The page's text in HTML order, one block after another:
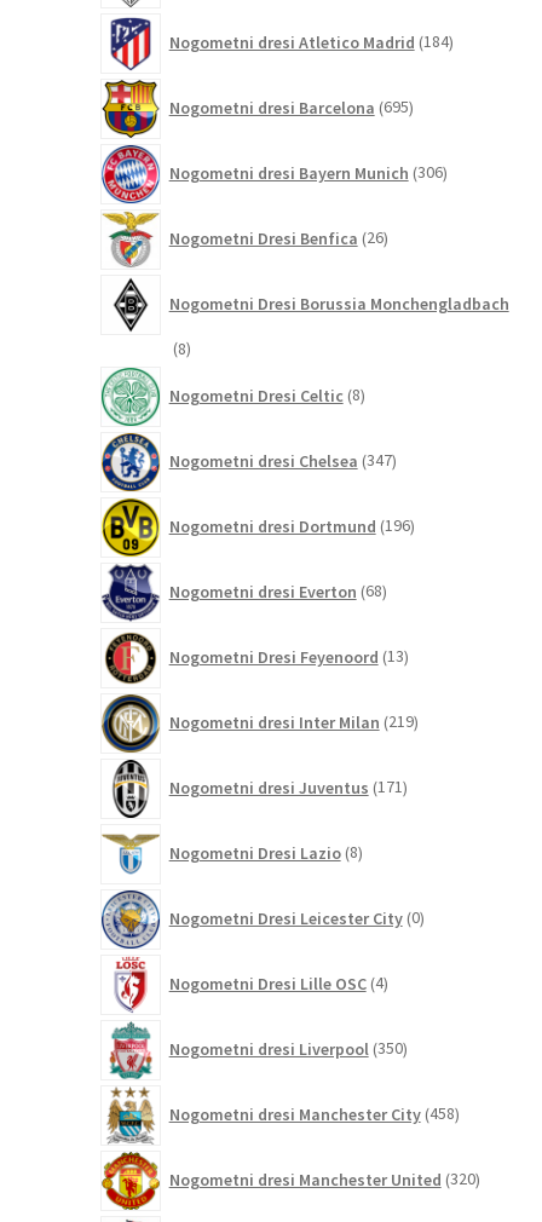
Nogometni dresi Atletico Madrid 184izdelkov
Nogometni dresi Barcelona 695izdelkov
Nogometni dresi Bayern Munich 306izdelkov
Nogometni Dresi Benfica 26izdelkov
Nogometni Dresi Borussia Monchengladbach
88
Nogometni Dresi Celtic 8izdelkov
Nogometni dresi Chelsea 347izdelkov
Nogometni dresi Dortmund 196izdelkov
Nogometni dresi Everton 68izdelkov
Nogometni Dresi Feyenoord 13izdelkov
Nogometni dresi Inter Milan 219izdelkov
Nogometni dresi Juventus 171izdelkov
Nogometni Dresi Lazio 8izdelkov
Nogometni Dresi Leicester City 0izdelkov
Nogometni Dresi Lille OSC 4izdelki
Nogometni dresi Liverpool 350izdelkov
Nogometni dresi Manchester City 458izdelkov
Nogometni dresi Manchester United 320izdelkov